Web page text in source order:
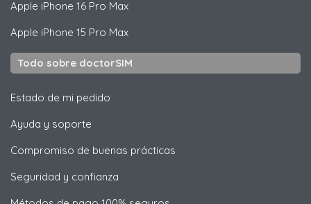
Apple iPhone 16 Pro Max
Apple iPhone 15 Pro Max
Todo sobre doctorSIM
Estado de mi pedido
Ayuda y soporte
Compromiso de buenas prácticas
Seguridad y confianza